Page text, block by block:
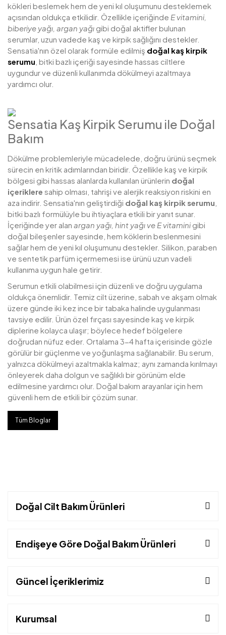
kökleri beslemek hem de yeni kıl oluşumunu desteklemek
açısından oldukça etkilidir. Özellikle içeriğinde E vitamini,
biberiye yağı, argan yağı gibi doğal aktifler bulunan
serumlar, uzun vadede kaş ve kirpik sağlığını destekler.
Sensatia'nın özel olarak formüle edilmiş doğal kaş kirpik
serumu , bitki bazlı içeriği sayesinde hassas ciltlere
uygundur ve düzenli kullanımda dökülmeyi azaltmaya
yardımcı olur.
Sensatia Kaş Kirpik Serumu ile Doğal
Bakım
Dökülme problemleriyle mücadelede, doğru ürünü seçmek
sürecin en kritik adımlarından biridir. Özellikle kaş ve kirpik
bölgesi gibi hassas alanlarda kullanılan ürünlerin doğal
içeriklere sahip olması, tahrişi ve alerjik reaksiyon riskini en
aza indirir. Sensatia'nın geliştirdiği doğal kaş kirpik serumu
bitki bazlı formülüyle bu ihtiyaçlara etkili bir yanıt sunar.
İçeriğinde yer alan argan yağı, hint yağı ve E vitamini gibi
doğal bileşenler sayesinde, hem köklerin beslenmesini
sağlar hem de yeni kıl oluşumunu destekler. Silikon, paraben
ve sentetik parfüm içermemesi ise ürünü uzun vadeli
kullanıma uygun hale getirir.
Serumun etkili olabilmesi için düzenli ve doğru uygulama
oldukça önemlidir. Temiz cilt üzerine, sabah ve akşam olmak
üzere günde iki kez ince bir tabaka halinde uygulanması
tavsiye edilir. Ürün özel fırçası sayesinde kaş ve kirpik
diplerine kolayca ulaşır; böylece hedef bölgelere
doğrudan nüfuz eder. Ortalama 3-4 hafta içerisinde gözle
görülür bir güçlenme ve yoğunlaşma sağlanabilir. Bu serum,
yalnızca dökülmeyi azaltmakla kalmaz; aynı zamanda kırılmayı
önleyerek daha dolgun ve sağlıklı bir görünüm elde
edilmesine yardımcı olur. Doğal bakım arayanlar için hem
güvenli hem de etkili bir çözüm sunar.
Tüm Bloglar
Doğal Cilt Bakım Ürünleri
Endişeye Göre Doğal Bakım Ürünleri
Güncel İçeriklerimiz
Kurumsal